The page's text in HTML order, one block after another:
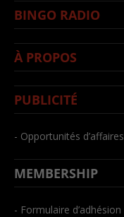
BINGO RADIO
À PROPOS
PUBLICITÉ
- Opportunités d’affaires
MEMBERSHIP
- Formulaire d’adhésion